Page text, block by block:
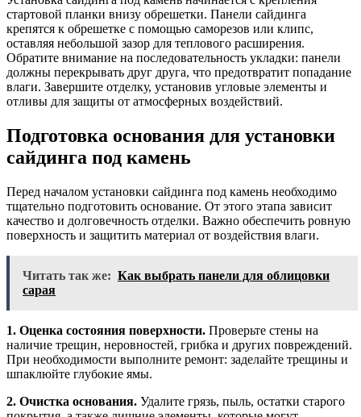
стартовой планки внизу обрешетки. Панели сайдинга
крепятся к обрешетке с помощью саморезов или клипс,
оставляя небольшой зазор для теплового расширения.
Обратите внимание на последовательность укладки: панели
должны перекрывать друг друга, что предотвратит попадание
влаги. Завершите отделку, установив угловые элементы и
отливы для защиты от атмосферных воздействий.
Подготовка основания для установки
сайдинга под камень
Перед началом установки сайдинга под камень необходимо
тщательно подготовить основание. От этого этапа зависит
качество и долговечность отделки. Важно обеспечить ровную
поверхность и защитить материал от воздействия влаги.
Читать так же: Как выбрать панели для облицовки
сарая
1. Оценка состояния поверхности. Проверьте стены на
наличие трещин, неровностей, грибка и других повреждений.
При необходимости выполните ремонт: заделайте трещины и
шпаклюйте глубокие ямы.
2. Очистка основания. Удалите грязь, пыль, остатки старого